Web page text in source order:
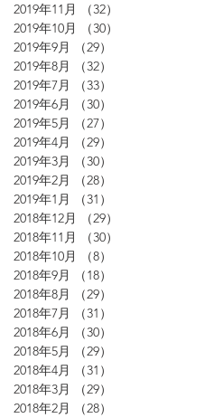
2019年11月
（32）
2019年10月
（30）
2019年9月
（29）
2019年8月
（32）
2019年7月
（33）
2019年6月
（30）
2019年5月
（27）
2019年4月
（29）
2019年3月
（30）
2019年2月
（28）
2019年1月
（31）
2018年12月
（29）
2018年11月
（30）
2018年10月
（8）
2018年9月
（18）
2018年8月
（29）
2018年7月
（31）
2018年6月
（30）
2018年5月
（29）
2018年4月
（31）
2018年3月
（29）
2018年2月
（28）